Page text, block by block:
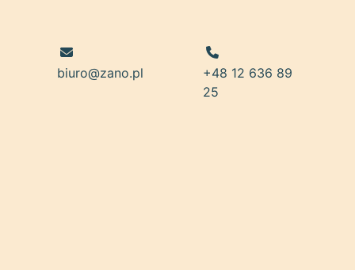
biuro@zano.pl
+48 12 636 89
25